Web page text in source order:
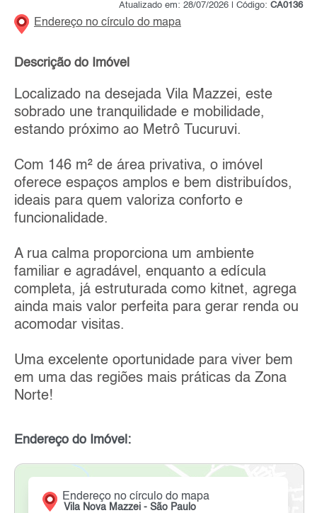
Atualizado em: 28/07/2026 | Código: CA0136
Endereço no círculo do mapa
Descrição do Imóvel
Localizado na desejada Vila Mazzei, este
sobrado une tranquilidade e mobilidade,
estando próximo ao Metrô Tucuruvi.
Com 146 m² de área privativa, o imóvel
oferece espaços amplos e bem distribuídos,
ideais para quem valoriza conforto e
funcionalidade.
A rua calma proporciona um ambiente
familiar e agradável, enquanto a edícula
completa, já estruturada como kitnet, agrega
ainda mais valor perfeita para gerar renda ou
acomodar visitas.
Uma excelente oportunidade para viver bem
em uma das regiões mais práticas da Zona
Norte!
Endereço do Imóvel:
Endereço no círculo do mapa
Vila Nova Mazzei - São Paulo